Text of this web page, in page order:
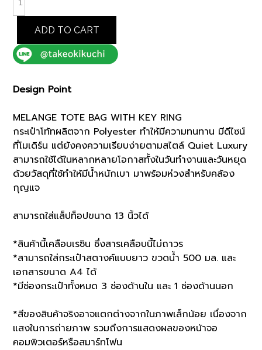
MELANGE
WITH
KEY
(G8701067)
ADD TO CART
Design Point
MELANGE TOTE BAG WITH KEY RING
กระเป๋าโท้ทผลิตจาก Polyester ทำให้มีความทนทาน มีดีไซน์
ที่โมเดิร์น แต่ยังคงความเรียบง่ายตามสไตล์ Quiet Luxury
สามารถใช้ได้ในหลากหลายโอกาสทั้งในวันทำงานและวันหยุด
ด้วยวัสดุที่ใช้ทำให้มีน้ำหนักเบา มาพร้อมห่วงสำหรับคล้อง
กุญแจ
สามารถใส่แล็ปท็อปขนาด 13 นิ้วได้
*สินค้านี้เคลือบเรซิน ซึ่งสารเคลือบนี้ไม่ถาวร
*สามารถใส่กระเป๋าสตางค์แบบยาว ขวดน้ำ 500 มล. และ
เอกสารขนาด A4 ได้
*มีช่องกระเป๋าทั้งหมด 3 ช่องด้านใน และ 1 ช่องด้านนอก
*สีของสินค้าจริงอาจแตกต่างจากในภาพเล็กน้อย เนื่องจาก
แสงในการถ่ายภาพ รวมถึงการแสดงผลของหน้าจอ
คอมพิวเตอร์หรือสมาร์ทโฟน